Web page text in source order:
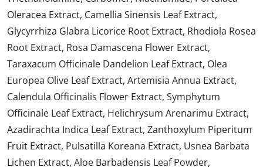
Oleracea Extract, Camellia Sinensis Leaf Extract,
Glycyrrhiza Glabra Licorice Root Extract, Rhodiola Rosea
Root Extract, Rosa Damascena Flower Extract,
Taraxacum Officinale Dandelion Leaf Extract, Olea
Europea Olive Leaf Extract, Artemisia Annua Extract,
Calendula Officinalis Flower Extract, Symphytum
Officinale Leaf Extract, Helichrysum Arenarimu Extract,
Azadirachta Indica Leaf Extract, Zanthoxylum Piperitum
Fruit Extract, Pulsatilla Koreana Extract, Usnea Barbata
Lichen Extract, Aloe Barbadensis Leaf Powder,